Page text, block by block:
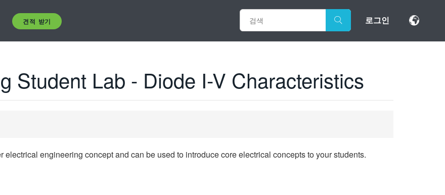
견적 받기 로그인
Student Lab - Diode I-V Characteristics
engineering concept and can be used to introduce core electrical concepts to your students.